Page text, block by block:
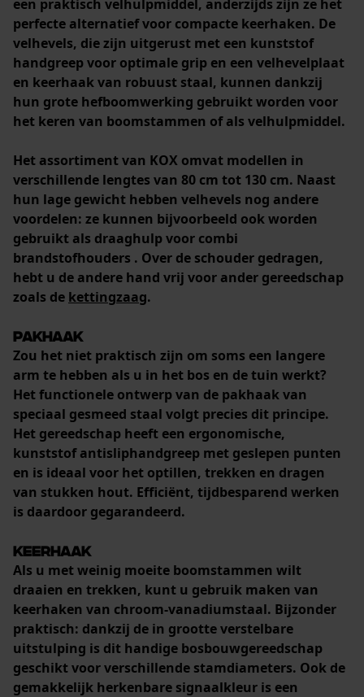
een praktisch velhulpmiddel, anderzijds zijn ze het
perfecte alternatief voor compacte keerhaken. De
velhevels, die zijn uitgerust met een kunststof
handgreep voor optimale grip en een velhevelplaat
en keerhaak van robuust staal, kunnen dankzij
hun grote hefboomwerking gebruikt worden voor
het keren van boomstammen of als velhulpmiddel.
Het assortiment van KOX omvat modellen in
verschillende lengtes van 80 cm tot 130 cm. Naast
hun lage gewicht hebben velhevels nog andere
voordelen: ze kunnen bijvoorbeeld ook worden
gebruikt als draaghulp voor combi
brandstofhouders . Over de schouder gedragen,
hebt u de andere hand vrij voor ander gereedschap
zoals de kettingzaag.
Pakhaak
Zou het niet praktisch zijn om soms een langere
arm te hebben als u in het bos en de tuin werkt?
Het functionele ontwerp van de pakhaak van
speciaal gesmeed staal volgt precies dit principe.
Het gereedschap heeft een ergonomische,
kunststof antisliphandgreep met geslepen punten
en is ideaal voor het optillen, trekken en dragen
van stukken hout. Efficiënt, tijdbesparend werken
is daardoor gegarandeerd.
Keerhaak
Als u met weinig moeite boomstammen wilt
draaien en trekken, kunt u gebruik maken van
keerhaken van chroom-vanadiumstaal. Bijzonder
praktisch: dankzij de in grootte verstelbare
uitstulping is dit handige bosbouwgereedschap
geschikt voor verschillende stamdiameters. Ook de
gemakkelijk herkenbare signaalkleur is een